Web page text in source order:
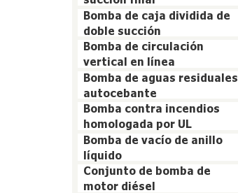
Bomba de caja dividida de
doble succión
Bomba de circulación
vertical en línea
Bomba de aguas residuales
autocebante
Bomba contra incendios
homologada por UL
Bomba de vacío de anillo
líquido
Conjunto de bomba de
motor diésel